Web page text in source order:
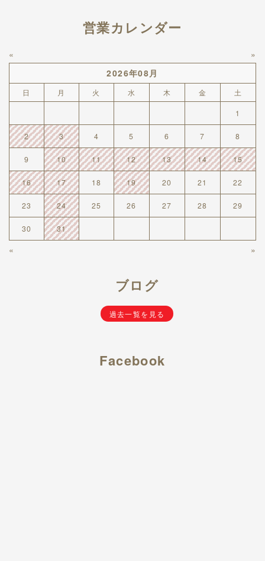
営業カレンダー
«
»
2026年08月
日 月 火 水 木 金 土
1
2 3 4 5 6 7 8
9 10 11 12 13 14 15
16 17 18 19 20 21 22
23 24 25 26 27 28 29
30 31
« »
ブログ
過去一覧を見る
Facebook